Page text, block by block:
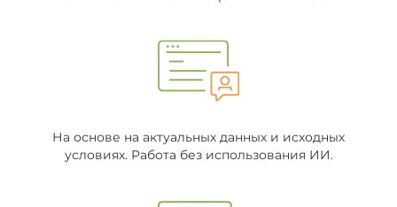
На основе на актуальных данных и исходных
условиях. Работа без использования ИИ.